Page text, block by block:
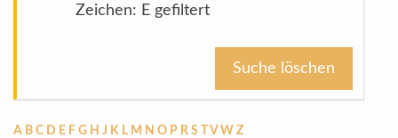
Zeichen: E gefiltert
Suche löschen
A B C D E F G H J K L M N O P R S V W Z